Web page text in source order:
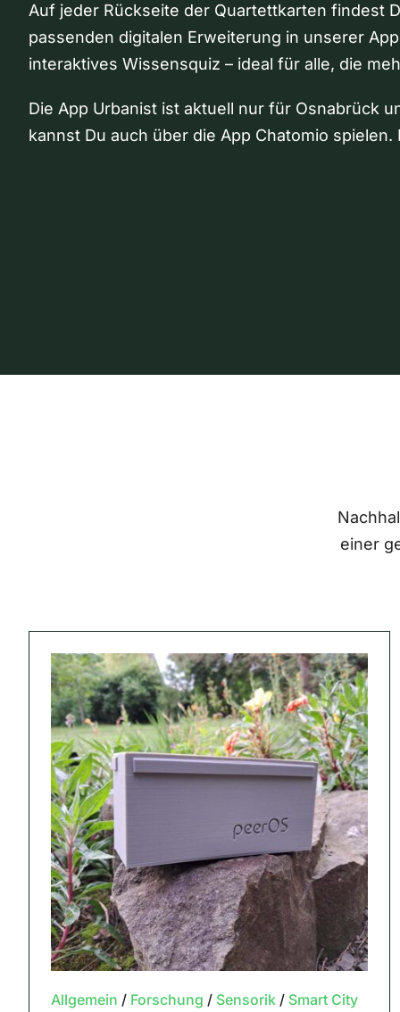
Auf jeder Rückseite der Quartettkarten findest
passenden digitalen Erweiterung in unserer
interaktives Wissensquiz – ideal für alle, die
Die App Urbanist ist aktuell nur für Osnabrück
kannst Du auch über die App Chatomio
einer
Allgemein / Forschung / Sensorik/ Smart City